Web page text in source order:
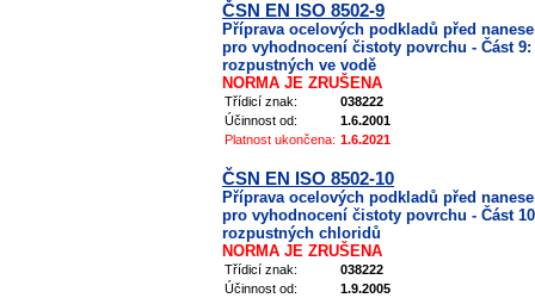
ČSN EN ISO 8502-9
Příprava ocelových podkladů před
pro vyhodnocení čistoty povrchu - Část
rozpustných ve vodě
NORMA JE ZRUŠENA
Třídicí znak:
038222
Účinnost od:
1.6.2001
Platnost ukončena: 1.6.2021
ČSN EN ISO 8502-10
Příprava ocelových podkladů před
pro vyhodnocení čistoty povrchu - Část
rozpustných chloridů
NORMA JE ZRUŠENA
Třídicí znak:
038222
Účinnost od:
1.9.2005